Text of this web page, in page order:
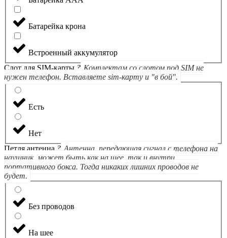
Батарейка крона
Встроенный аккумулятор
Слот для SIM-карты ? Комплектам со слотом под SIM не
нужен телефон. Вставляете sim-карту и "в бой".
Есть
Нет
Петля антенна ? Антенна, передающая сигнал с телефона на
наушник, может быть как на шее, так и внутри
портативного бокса. Тогда никаких лишних проводов не
будет.
Без проводов
На шее